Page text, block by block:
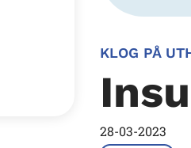
KLOG PÅ
28-03-2023